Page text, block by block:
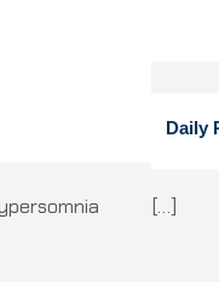
Daily
รคนอนเกิน
Hypersomnia […]